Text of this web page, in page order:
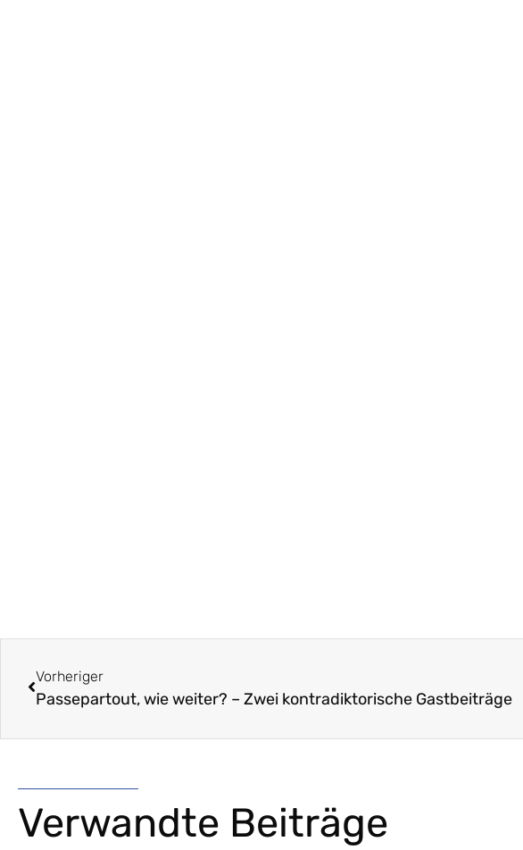
Vorheriger
Passepartout, wie weiter? – Zwei kontradiktorische Gastbeiträge
Verwandte Beiträge